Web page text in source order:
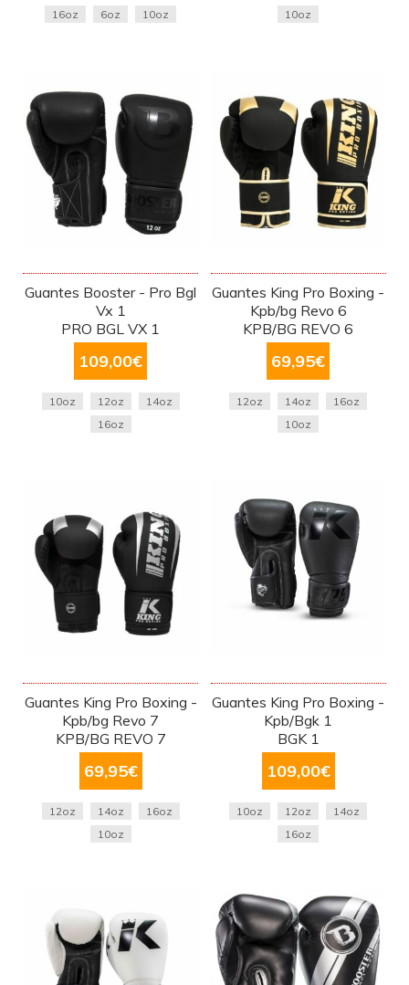
16oz
6oz 10oz
10oz
Guantes Booster - Pro Bgl
Vx 1
PRO BGL VX 1
109,00€
10oz 12oz
14oz
16oz
Guantes King Pro Boxing -
Kpb/bg Revo 6
KPB/BG REVO 6
69,95€
12oz 14oz
16oz
10oz
Guantes King Pro Boxing -
Kpb/bg Revo 7
KPB/BG REVO 7
69,95€
12oz 14oz
16oz
10oz
Guantes King Pro Boxing -
Kpb/Bgk 1
BGK 1
109,00€
10oz 12oz
14oz
16oz